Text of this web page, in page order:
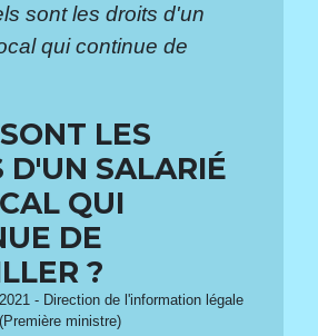
sont les droits d'un
qui continue de
LES
D'UN SALARIÉ
QUI
DE
?
- Direction de l'information légale
ministre)